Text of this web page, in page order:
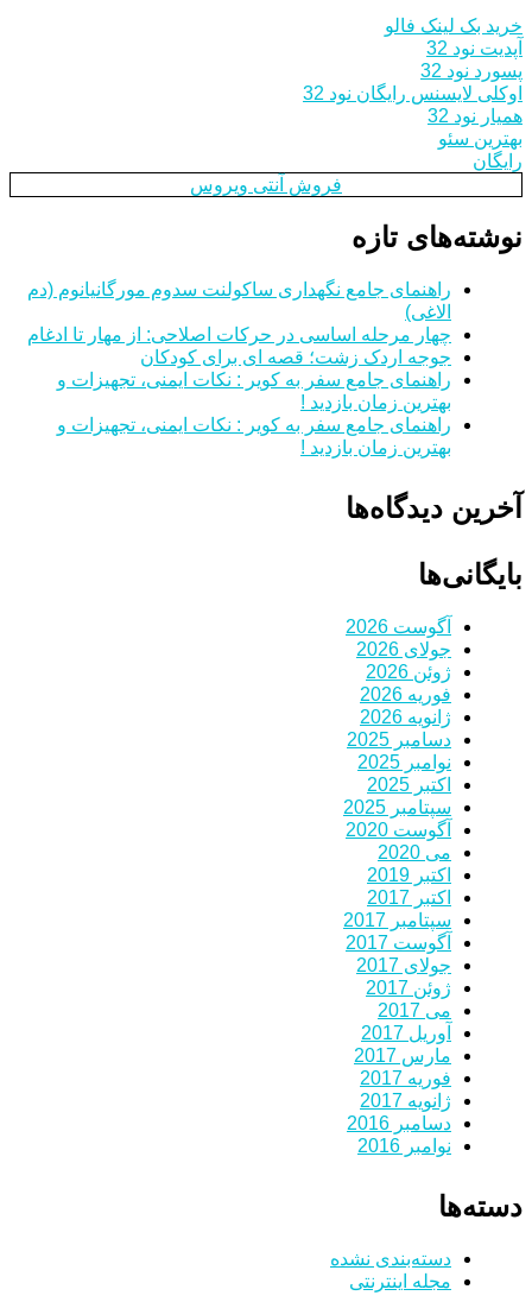
خرید بک لینک فالو
آپدیت نود 32
پسورد نود 32
اوکلی لایسنس رایگان نود 32
همیار نود 32
بهترین سئو
رایگان
فروش آنتی ویروس
نوشته‌های تازه
راهنمای جامع نگهداری ساکولنت سدوم مورگانیانوم (دم
الاغی)
چهار مرحله اساسی در حرکات اصلاحی: از مهار تا ادغام
جوجه اردک زشت؛ قصه ای برای کودکان
راهنمای جامع سفر به کویر : نکات ایمنی، تجهیزات و
بهترین زمان بازدید !
راهنمای جامع سفر به کویر : نکات ایمنی، تجهیزات و
بهترین زمان بازدید !
آخرین دیدگاه‌ها
بایگانی‌ها
آگوست 2026
جولای 2026
ژوئن 2026
فوریه 2026
ژانویه 2026
دسامبر 2025
نوامبر 2025
اکتبر 2025
سپتامبر 2025
آگوست 2020
می 2020
اکتبر 2019
اکتبر 2017
سپتامبر 2017
آگوست 2017
جولای 2017
ژوئن 2017
می 2017
آوریل 2017
مارس 2017
فوریه 2017
ژانویه 2017
دسامبر 2016
نوامبر 2016
دسته‌ها
دسته‌بندی نشده
مجله اینترنتی